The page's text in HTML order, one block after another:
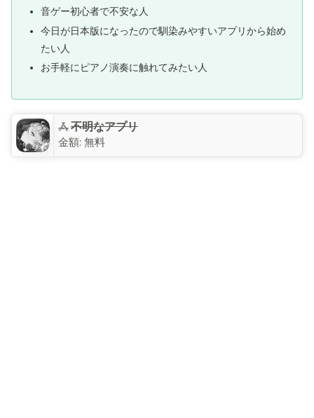
音ゲー初心者で不安な人
今日が日本版になったので馴染みやすいアプリから始め
たい人
お手軽にピアノ演奏に触れてみたい人
不明なアプリ
金額: 無料